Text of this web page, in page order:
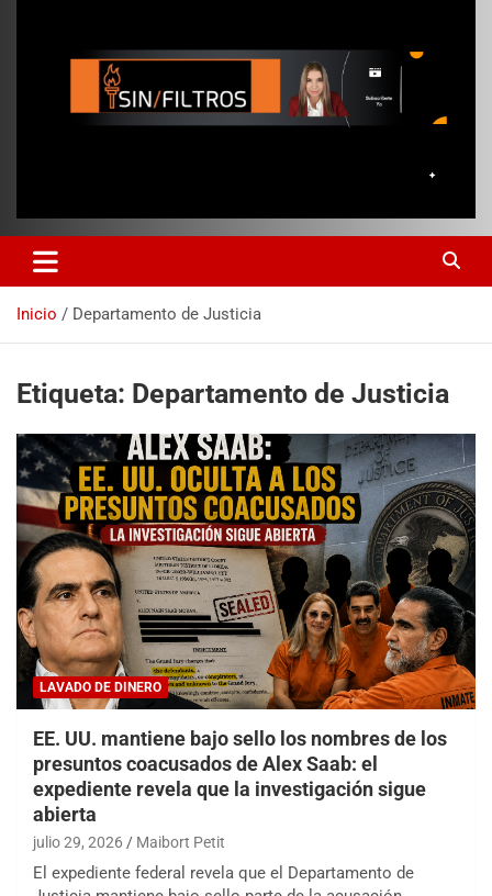
Inicio Departamento de Justicia
Etiqueta: Departamento de Justicia
LAVADO DE DINERO
EE. UU. mantiene bajo sello los nombres de los
presuntos coacusados de Alex Saab: el
expediente revela que la investigación sigue
abierta
julio 29, 2026 Maibort Petit
El expediente federal revela que el Departamento de